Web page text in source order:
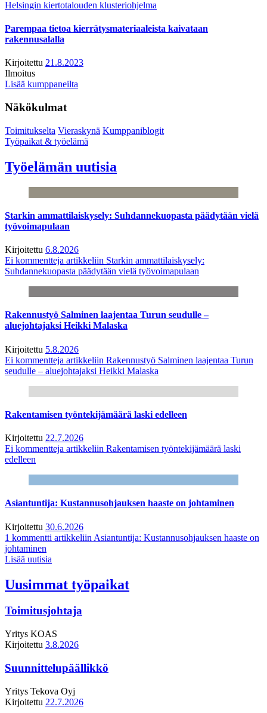
Helsingin kiertotalouden klusteriohjelma
Parempaa tietoa kierrätysmateriaaleista kaivataan
rakennusalalla
Kirjoitettu 21.8.2023
Ilmoitus
Lisää kumppaneilta
Näkökulmat
Toimitukselta Vieraskynä Kumppaniblogit
Työpaikat & työelämä
Työelämän uutisia
Starkin ammattilaiskysely: Suhdannekuopasta päädytään vielä
työvoimapulaan
Kirjoitettu 6.8.2026
Ei kommentteja artikkeliin Starkin ammattilaiskysely:
Suhdannekuopasta päädytään vielä työvoimapulaan
Rakennustyö Salminen laajentaa Turun seudulle –
aluejohtajaksi Heikki Malaska
Kirjoitettu 5.8.2026
Ei kommentteja artikkeliin Rakennustyö Salminen laajentaa Turun
seudulle – aluejohtajaksi Heikki Malaska
Rakentamisen työntekijämäärä laski edelleen
Kirjoitettu 22.7.2026
Ei kommentteja artikkeliin Rakentamisen työntekijämäärä laski
edelleen
Asiantuntija: Kustannusohjauksen haaste on johtaminen
Kirjoitettu 30.6.2026
1 kommentti artikkeliin Asiantuntija: Kustannusohjauksen haaste on
johtaminen
Lisää uutisia
Uusimmat työpaikat
Toimitusjohtaja
Yritys KOAS
Kirjoitettu 3.8.2026
Suunnittelupäällikkö
Yritys Tekova Oyj
Kirjoitettu 22.7.2026